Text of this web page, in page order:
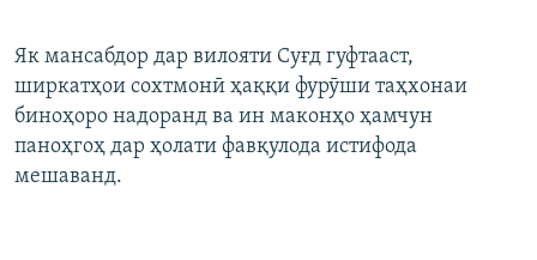
Як мансабдор дар вилояти Суғд гуфтааст,
ширкатҳои сохтмонӣ ҳаққи фурӯши таҳхонаи
биноҳоро надоранд ва ин маконҳо ҳамчун
паноҳгоҳ дар ҳолати фавқулода истифода
мешаванд.